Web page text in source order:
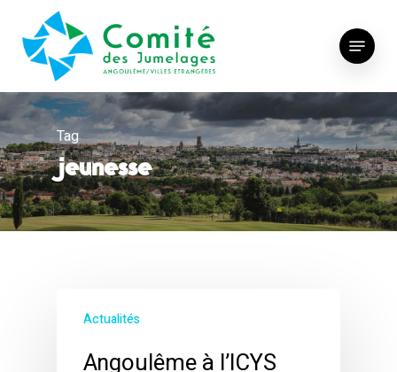
main
Menu
Tag
jeunesse
Actualités
Angoulême à l’ICYS